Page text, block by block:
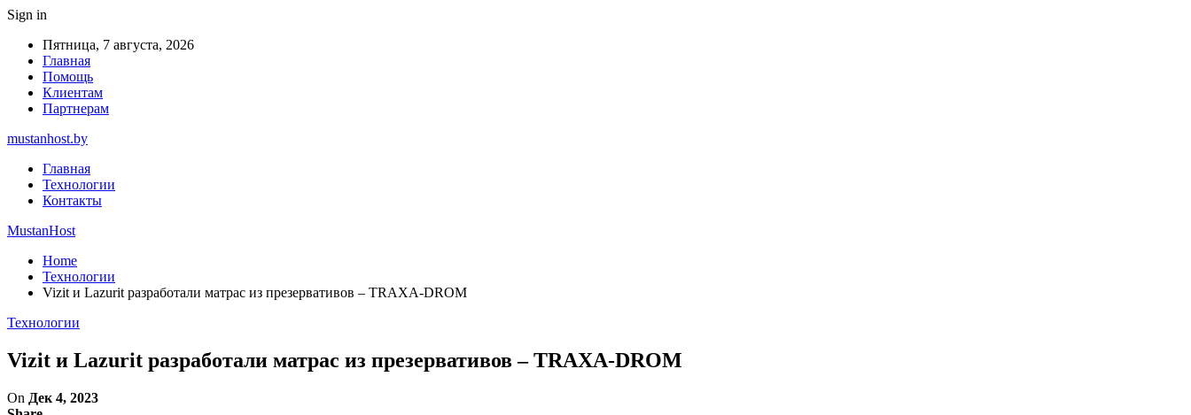
Sign in
Пятница, 7 августа, 2026
Главная
Помощь
Клиентам
Партнерам
mustanhost.by
Главная
Технологии
Контакты
MustanHost
Home
Технологии
Vizit и Lazurit разработали матрас из презервативов – TRAXA-DROM
Технологии
Vizit и Lazurit разработали матрас из презервативов – TRAXA-DROM
On Дек 4, 2023